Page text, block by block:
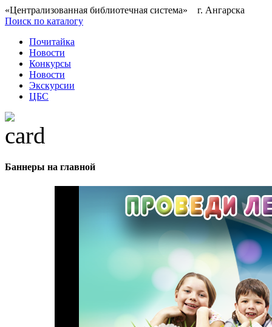
«Централизованная библиотечная система» г. Ангарска
Поиск по каталогу
Почитайка
Новости
Конкурсы
Новости
Экскурсии
ЦБС
Баннеры на главной